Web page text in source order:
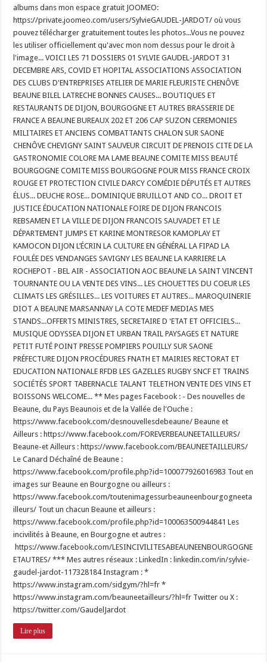
albums dans mon espace gratuit JOOMEO:
https://private.joomeo.com/users/SylvieGAUDEL-JARDOT/ où vous
pouvez télécharger gratuitement toutes les photos...Vous ne pouvez
les utiliser officiellement qu'avec mon nom dessus pour le droit à
l'image... VOICI LES 71 DOSSIERS 01 SYLVIE GAUDEL-JARDOT 31
DECEMBRE ARS, COVID ET HOPITAL ASSOCIATIONS ASSOCIATION
DES CLUBS D'ENTREPRISES ATELIER DE MARIE FLEURISTE CHENÔVE
BEAUNE BILEL LATRECHE BONNES CAUSES... BOUTIQUES ET
RESTAURANTS DE DIJON, BOURGOGNE ET AUTRES BRASSERIE DE
FRANCE A BEAUNE BUREAUX 202 ET 206 CAP SUZON CEREMONIES
MILITAIRES ET ANCIENS COMBATTANTS CHALON SUR SAONE
CHENÔVE CHEVIGNY SAINT SAUVEUR CIRCUIT DE PRENOIS CITE DE LA
GASTRONOMIE COLORE MA LAME BEAUNE COMITE MISS BEAUTÉ
BOURGOGNE COMITE MISS BOURGOGNE POUR MISS FRANCE CROIX
ROUGE ET PROTECTION CIVILE DARCY COMÉDIE DÉPUTÉS ET AUTRES
ÉLUS... DEUCHE ROSE... DOMINIQUE BRUILLOT AND CO... DROIT ET
JUSTICE ÉDUCATION NATIONALE FOIRE DE DIJON FRANCOIS
REBSAMEN ET LA VILLE DE DIJON FRANCOIS SAUVADET ET LE
DÉPARTEMENT JUMPS ET KARINE MONTRESOR KAMOPLAY ET
KAMOCON DIJON L’ÉCRIN LA CULTURE EN GÉNÉRAL LA FIPAD LA
FOULÉE DES VENDANGES SAVIGNY LES BEAUNE LA KARRIERE LA
ROCHEPOT - BEL AIR - ASSOCIATION AOC BEAUNE LA SAINT VINCENT
TOURNANTE OU LA VENTE DES VINS... LES CHOUETTES DU COEUR LES
CLIMATS LES GRÉSILLES... LES VOITURES ET AUTRES... MAROQUINERIE
DIOT A BEAUNE MARSANNAY LA COTE MEDEF MEDIAS MES
STANDS...OFFERTS MINISTRES, SECRETAIRE D 'ETAT ET OFFICIELS...
MUSIQUE ODYSSEA DIJON ET URBAN TRAIL PAYSAGES ET NATURE
PETIT FUTÉ POINT PRESSE POMPIERS POUILLY SUR SAONE
PRÉFECTURE DIJON PROCÉDURES FNATH ET MAIRIES RECTORAT ET
EDUCATION NATIONALE RFDB LES GAZELLES RUGBY SNCF ET TRAINS
SOCIÉTÉS SPORT TABERNACLE TALANT TELETHON VENTE DES VINS ET
BOISSONS WELCOME... ** Mes pages Facebook : - Des nouvelles de
Beaune, du Pays Beaunois et de la Vallée de l'Ouche :
https://www.facebook.com/desnouvellesdebeaune/ Beaune et
Ailleurs : https://www.facebook.com/FOREVERBEAUNEETAILLEURS/
Beaune-et Ailleurs : https://www.facebook.com/BEAUNEETAILLEURS/
Le Canard Déchaîné de Beaune :
https://www.facebook.com/profile.php?id=100077926016983 Tout en
images sur Beaune en Bourgogne ou ailleurs :
https://www.facebook.com/toutenimagessurbeauneenbourgogneeta
illeurs/ Tout un chacun Beaune et ailleurs :
https://www.facebook.com/profile.php?id=100063500944841 Les
incivilités à Beaune, en Bourgogne et autres :
https://www.facebook.com/LESINCIVILITESABEAUNEENBOURGOGNE
ETAUTRES/ *** Mes autres réseaux : LinkedIn : linkedin.com/in/sylvie-
gaudel-jardot-117328184 Instagram : *
https://www.instagram.com/sidgym/?hl=fr *
https://www.instagram.com/beauneetailleurs/?hl=fr Twitter ou X :
https://twitter.com/GaudelJardot
Lire plus